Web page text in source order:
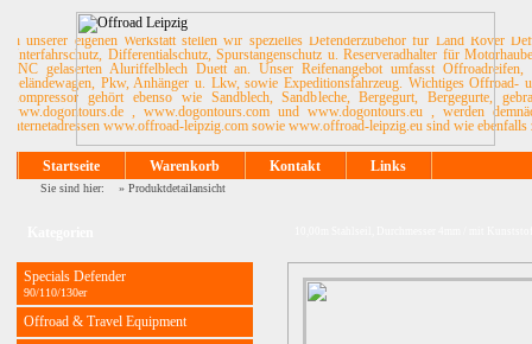
In unserer eigenen Werkstatt stellen wir spezielles Defenderzubehör für Land Rover
Unterfahrschutz, Differentialschutz, Spurstangenschutz u. Reserveradhalter für
CNC gelaserten Aluriffelblech Duett an. Unser Reifenangebot umfasst
Geländewagen, Pkw, Anhänger u. Lkw, sowie Expeditionsfahrzeug. Wichtiges
Kompressor gehört ebenso wie Sandblech, Sandbleche, Bergegurt, Bergegurte,
www.dogontours.de , www.dogontours.com und www.dogontours.eu , werden
Internetadressen www.offroad-leipzig.com sowie www.offroad-leipzig.eu sind wie ebenfalls
Startseite Warenkorb Kontakt Links
Sie sind hier: » Produktdetailansicht
Specials Defender
90/110/130er
Offroad & Travel Equipment